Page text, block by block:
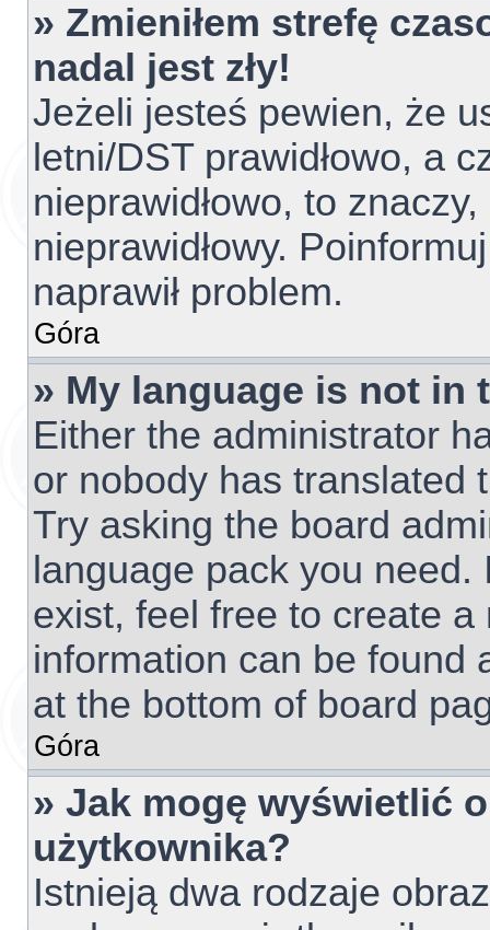
» Zmieniłem strefę
nadal jest zły!
Jeżeli jesteś pewien, że
letni/DST prawidłowo, a
nieprawidłowo, to
nieprawidłowy.
naprawił problem.
Góra
» My language is not in
Either the administrator
or nobody has translated
Try asking the board
language pack you
exist, feel free to create
information can be found
at the bottom of board
Góra
» Jak mogę wyświetlić
użytkownika?
Istnieją dwa rodzaje